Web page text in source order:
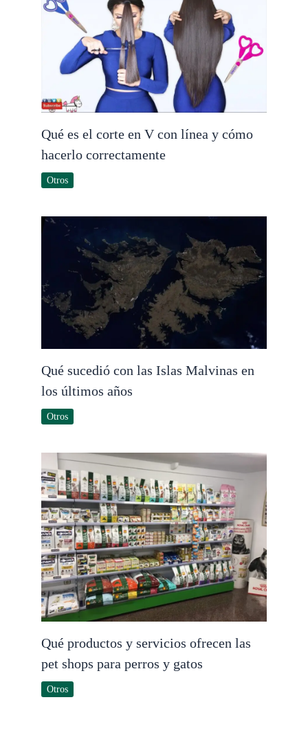
Qué es el corte en V con línea y cómo
hacerlo correctamente
Otros
Qué sucedió con las Islas Malvinas en
los últimos años
Otros
Qué productos y servicios ofrecen las
pet shops para perros y gatos
Otros